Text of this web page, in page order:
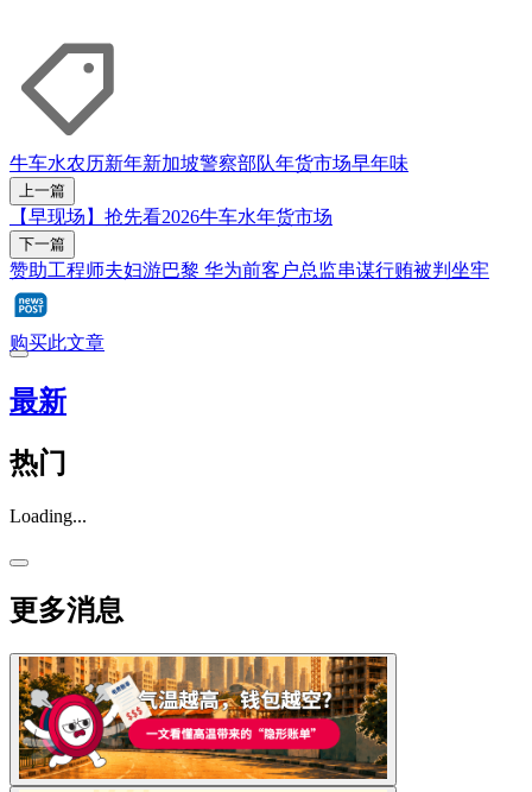
牛车水农历新年新加坡警察部队年货市场早年味
上一篇
【早现场】抢先看2026牛车水年货市场
下一篇
赞助工程师夫妇游巴黎 华为前客户总监串谋行贿被判坐牢
购买此文章
最新
热门
Loading...
更多消息